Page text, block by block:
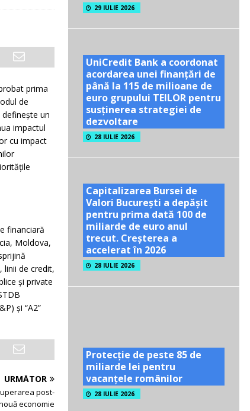
prima
de
un
impactul
cu impact
financiară
Moldova,
linii de credit,
și private
şi “A2”
URMĂTOR
post-
economie
29 IULIE 2026
UniCredit Bank a coordonat
acordarea unei finanțări de
până la 115 de milioane de
euro grupului TEILOR pentru
susținerea strategiei de
dezvoltare
28 IULIE 2026
Capitalizarea Bursei de
Valori București a depășit
pentru prima dată 100 de
miliarde de euro anul
trecut. Creșterea a
accelerat în 2026
28 IULIE 2026
Protecție de peste 85 de
miliarde lei pentru
vacanțele românilor
28 IULIE 2026